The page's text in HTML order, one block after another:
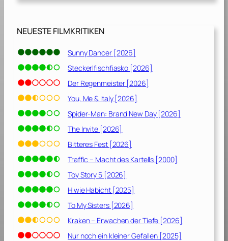
NEUESTE FILMKRITIKEN
Sunny Dancer [2026]
Steckerlfischfiasko [2026]
Der Regenmeister [2026]
You, Me & Italy [2026]
Spider-Man: Brand New Day [2026]
The Invite [2026]
Bitteres Fest [2026]
Traffic – Macht des Kartells [2000]
Toy Story 5 [2026]
H wie Habicht [2025]
To My Sisters [2026]
Kraken – Erwachen der Tiefe [2026]
Nur noch ein kleiner Gefallen [2025]